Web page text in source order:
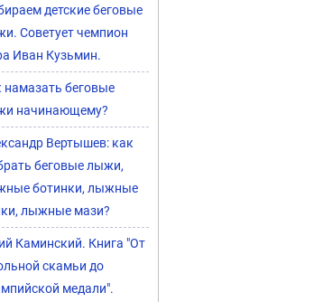
детские беговые
Советует чемпион
Иван Кузьмин.
намазать беговые
начинающему?
Вертышев: как
беговые лыжи,
ботинки, лыжные
лыжные мази?
Каминский. Книга "От
скамьи до
медали".